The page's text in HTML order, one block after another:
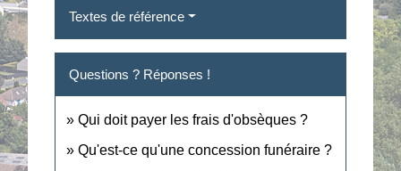
Textes de référence
Questions ? Réponses !
Qui doit payer les frais d'obsèques ?
Qu'est-ce qu'une concession funéraire ?